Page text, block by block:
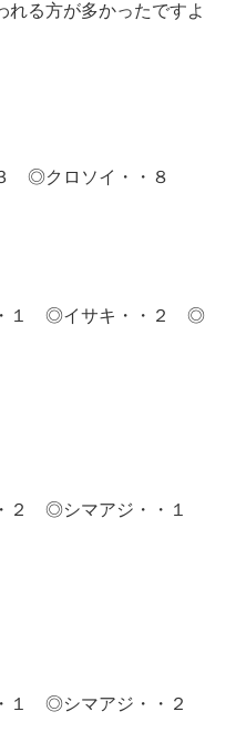
れる方が多かったですよ
◎クロソイ・・８
１ ◎イサキ・・２ ◎
２ ◎シマアジ・・１
１ ◎シマアジ・・２